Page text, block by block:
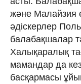
және Малайзия
әдіскерлер
балабақшалар
Халықаралық
мамандар да
басқармасы